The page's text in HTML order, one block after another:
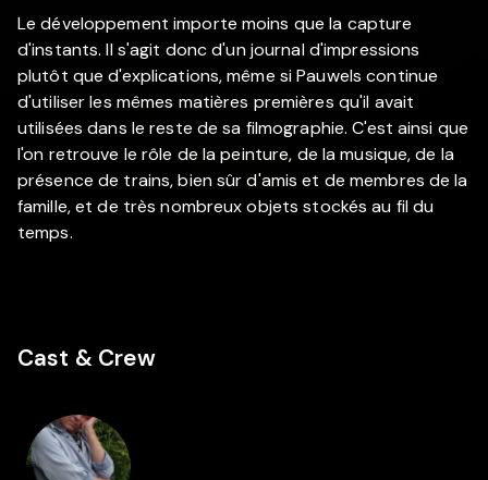
Le développement importe moins que la capture
d'instants. Il s'agit donc d'un journal d'impressions
plutôt que d'explications, même si Pauwels continue
d'utiliser les mêmes matières premières qu'il avait
utilisées dans le reste de sa filmographie. C'est ainsi que
l'on retrouve le rôle de la peinture, de la musique, de la
présence de trains, bien sûr d'amis et de membres de la
famille, et de très nombreux objets stockés au fil du
temps.
Cast & Crew